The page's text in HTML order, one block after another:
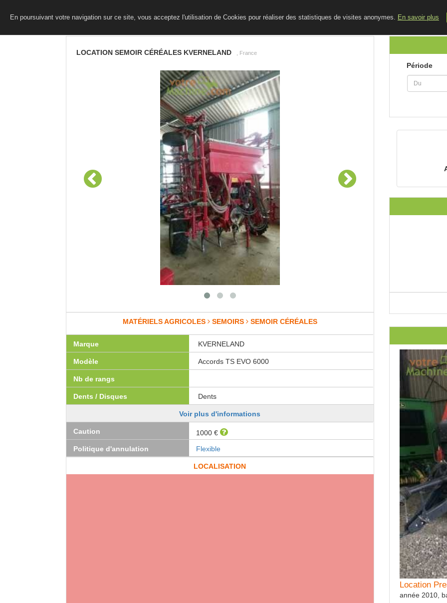
En poursuivant votre navigation sur ce site, vous acceptez l'utilisation de Cookies pour réaliser des statistiques de visites anonymes. En savoir plus
LOCATION SEMOIR CÉRÉALES KVERNELAND , France
MATÉRIELS AGRICOLES SEMOIRS SEMOIR CÉRÉALES
Marque KVERNELAND
Modèle Accords TS EVO 6000
Nb de rangs
Dents / Disques Dents
Voir plus d'informations
Caution
1000 €
Politique d'annulation
Flexible
LOCALISATION
Période
Location
année 2010,
Location
Caisson auto-